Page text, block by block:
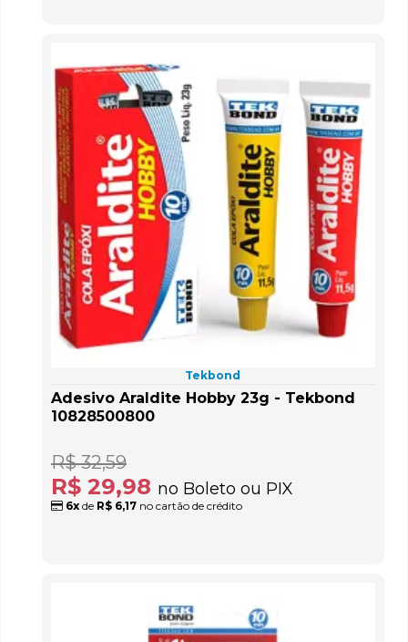
Tekbond
Adesivo Araldite Hobby 23g - Tekbond
10828500800
R$ 29,98 no Boleto ou PIX
R$ 32,59
6x de R$ 6,17 no cartão de crédito